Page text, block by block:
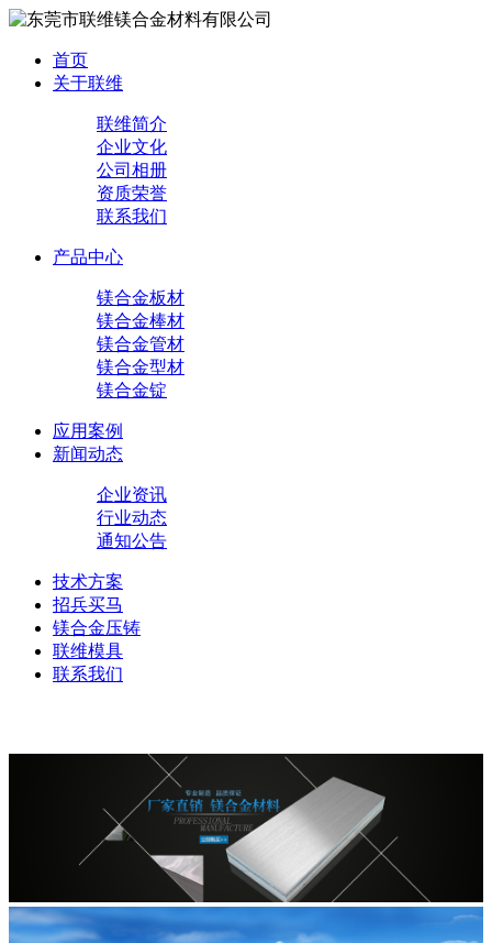
首页
关于联维
联维简介
企业文化
公司相册
资质荣誉
联系我们
产品中心
镁合金板材
镁合金棒材
镁合金管材
镁合金型材
镁合金锭
应用案例
新闻动态
企业资讯
行业动态
通知公告
技术方案
招兵买马
镁合金压铸
联维模具
联系我们